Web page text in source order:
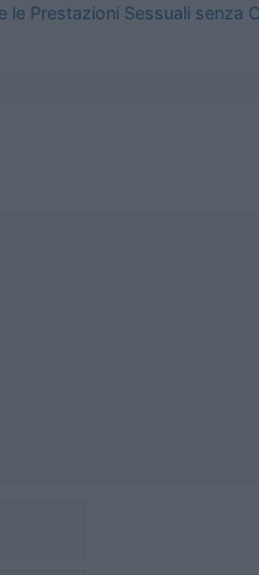
le Prestazioni Sessuali senza